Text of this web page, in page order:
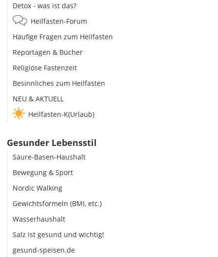
Detox - was ist das?
Heilfasten-Forum
Häufige Fragen zum Heilfasten
Reportagen & Bücher
Religiöse Fastenzeit
Besinnliches zum Heilfasten
NEU & AKTUELL
Heilfasten-K(Urlaub)
Gesunder Lebensstil
Säure-Basen-Haushalt
Bewegung & Sport
Nordic Walking
Gewichtsformeln (BMI, etc.)
Wasserhaushalt
Salz ist gesund und wichtig!
gesund-speisen.de